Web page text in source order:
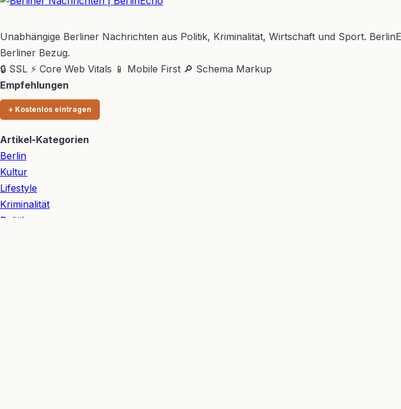
Unabhängige Berliner Nachrichten aus Politik, Kriminalität, Wirtschaft und Sport.
Berliner Bezug.
🔒 SSL ⚡ Core Web Vitals 📱 Mobile First 🔎 Schema Markup
Empfehlungen
+ Kostenlos eintragen
Artikel-Kategorien
Berlin
Kultur
Lifestyle
Kriminalität
Politik